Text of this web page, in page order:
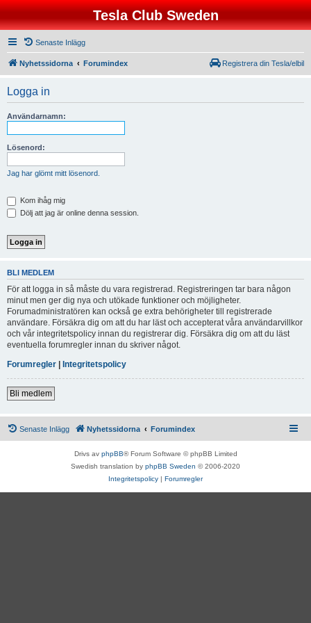
Tesla Club Sweden
Senaste Inlägg
Nyhetssidorna Forumindex Registrera din Tesla/elbil
Logga in
Användarnamn:
Lösenord:
Jag har glömt mitt lösenord.
Kom ihåg mig
Dölj att jag är online denna session.
BLI MEDLEM
För att logga in så måste du vara registrerad. Registreringen tar bara någon
minut men ger dig nya och utökade funktioner och möjligheter.
Forumadministratören kan också ge extra behörigheter till registrerade
användare. Försäkra dig om att du har läst och accepterat våra användarvillkor
och vår integritetspolicy innan du registrerar dig. Försäkra dig om att du läst
eventuella forumregler innan du skriver något.
Forumregler | Integritetspolicy
Bli medlem
Senaste Inlägg Nyhetssidorna Forumindex
Drivs av phpBB® Forum Software © phpBB Limited
Swedish translation by phpBB Sweden © 2006-2020
Integritetspolicy | Forumregler